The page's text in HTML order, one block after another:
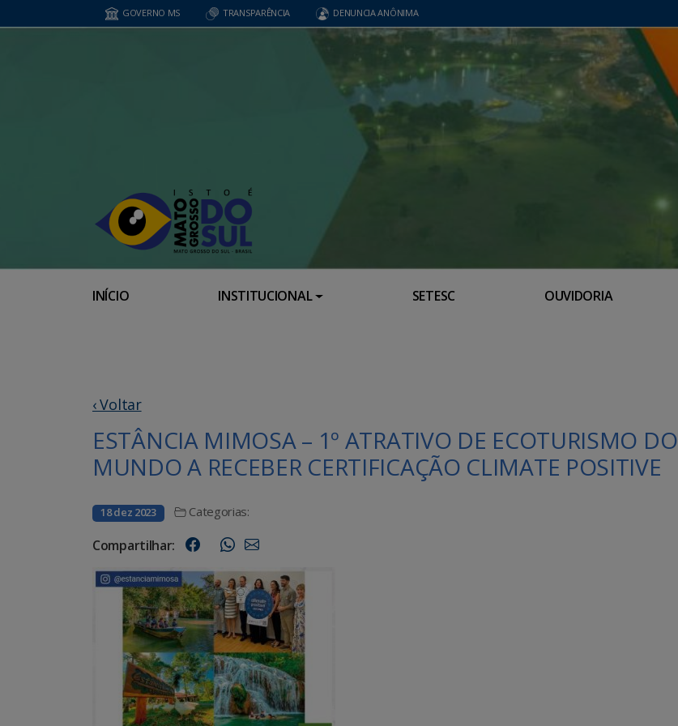
GOVERNO MS TRANSPARÊNCIA DENUNCIA ANÔNIMA
INÍCIO INSTITUCIONAL SETESC OUVIDORIA
‹ Voltar
ESTÂNCIA MIMOSA – 1º ATRATIVO DE ECOTURISMO DO
MUNDO A RECEBER CERTIFICAÇÃO CLIMATE POSITIVE
18 dez 2023 Categorias:
Compartilhar: